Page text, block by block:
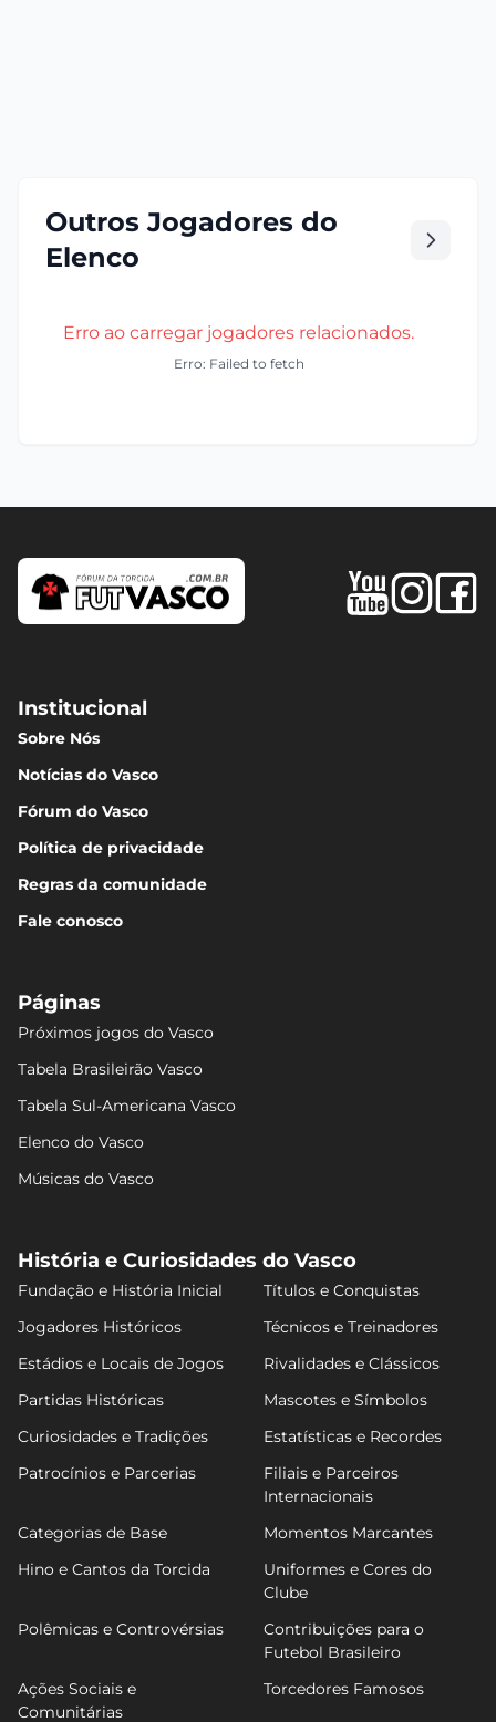
Outros Jogadores do
Elenco
Erro ao carregar jogadores relacionados.
Erro: Failed to fetch
Institucional
Sobre Nós
Notícias do Vasco
Fórum do Vasco
Política de privacidade
Regras da comunidade
Fale conosco
Páginas
Próximos jogos do Vasco
Tabela Brasileirão Vasco
Tabela Sul-Americana Vasco
Elenco do Vasco
Músicas do Vasco
História e Curiosidades do Vasco
Fundação e História Inicial
Títulos e Conquistas
Jogadores Históricos
Técnicos e Treinadores
Estádios e Locais de Jogos
Rivalidades e Clássicos
Partidas Históricas
Mascotes e Símbolos
Curiosidades e Tradições
Estatísticas e Recordes
Patrocínios e Parcerias
Filiais e Parceiros
Internacionais
Categorias de Base
Momentos Marcantes
Hino e Cantos da Torcida
Uniformes e Cores do
Clube
Polêmicas e Controvérsias
Contribuições para o
Futebol Brasileiro
Ações Sociais e
Comunitárias
Torcedores Famosos